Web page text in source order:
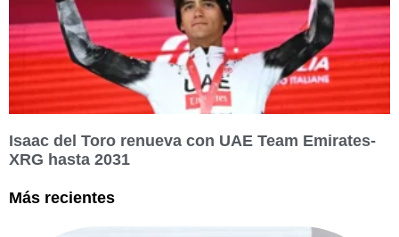
Isaac del Toro renueva con UAE Team Emirates-
XRG hasta 2031
Más recientes